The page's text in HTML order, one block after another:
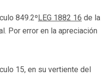
849.2ºLEG 1882 16 de la
Por error en la apreciación
15, en su vertiente del